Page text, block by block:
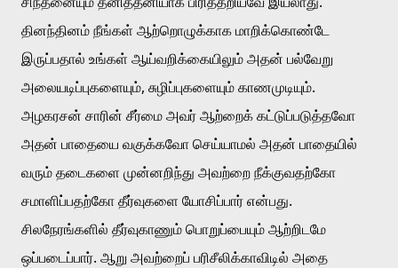
தினந்தினம் நீங்கள் ஆற்றொழுக்காக மாறிக்கொண்டே
இருப்பதால் உங்கள் ஆய்வறிக்கையிலும் அதன் பல்வேறு
அலையடிப்புகளையும், சுழிப்புகளையும் காணமுடியும்.
அழகரசன் சாரின் சீர்மை அவர் ஆற்றைக் கட்டுப்படுத்தவோ
அதன் பாதையை வகுக்கவோ செய்யாமல் அதன் பாதையில்
வரும் தடைகளை முன்னறிந்து அவற்றை நீக்குவதற்கோ
சமாளிப்பதற்கோ தீர்வுகளை யோசிப்பார் என்பது.
சிலநேரங்களில் தீர்வுகாணும் பொறுப்பையும் ஆற்றிடமே
ஒப்படைப்பார். ஆறு அவற்றைப் பரிசீலிக்காவிடில் அதை